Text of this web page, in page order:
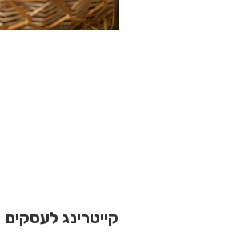
קייטרינג לעסקים